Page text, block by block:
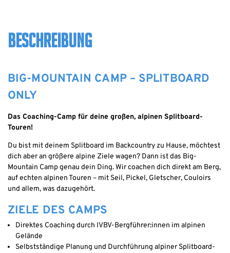
BESCHREIBUNG
BIG-MOUNTAIN CAMP – SPLITBOARD
ONLY
Das Coaching-Camp für deine großen, alpinen Splitboard-
Touren!
Du bist mit deinem Splitboard im Backcountry zu Hause, möchtest
dich aber an größere alpine Ziele wagen? Dann ist das Big-
Mountain Camp genau dein Ding. Wir coachen dich direkt am Berg,
auf echten alpinen Touren – mit Seil, Pickel, Gletscher, Couloirs
und allem, was dazugehört.
ZIELE DES CAMPS
Direktes Coaching durch IVBV-Bergführer:innen im alpinen
Gelände
Selbstständige Planung und Durchführung alpiner Splitboard-